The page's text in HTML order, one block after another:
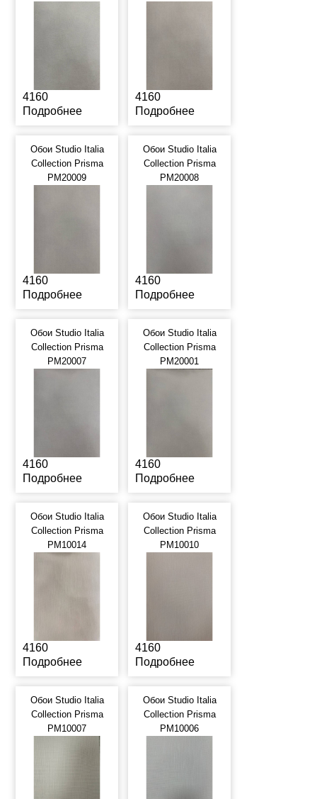
4160
Подробнее
4160
Подробнее
Обои Studio Italia
Collection Prisma
PM20009
4160
Подробнее
Обои Studio Italia
Collection Prisma
PM20008
4160
Подробнее
Обои Studio Italia
Collection Prisma
PM20007
4160
Подробнее
Обои Studio Italia
Collection Prisma
PM20001
4160
Подробнее
Обои Studio Italia
Collection Prisma
PM10014
4160
Подробнее
Обои Studio Italia
Collection Prisma
PM10010
4160
Подробнее
Обои Studio Italia
Collection Prisma
PM10007
Обои Studio Italia
Collection Prisma
PM10006